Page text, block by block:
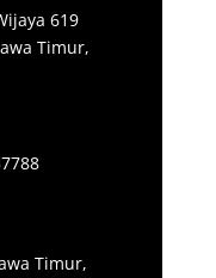
619
Timur,
Timur,